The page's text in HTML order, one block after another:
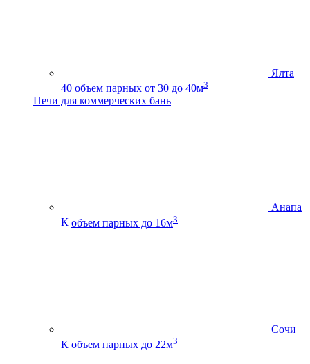
Ялта
40 объем парных от 30 до 40м3
Печи для коммерческих бань
Анапа
К объем парных до 16м3
Сочи
К объем парных до 22м3